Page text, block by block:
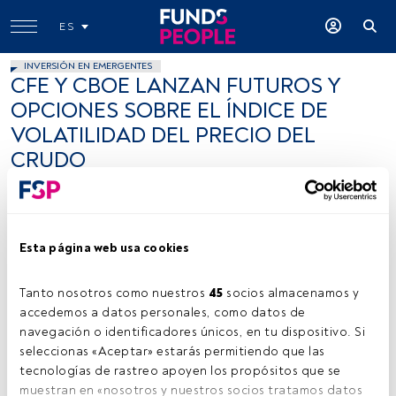
Esta página web usa cookies
Tanto nosotros como nuestros 45 socios almacenamos y
accedemos a datos personales, como datos de
navegación o identificadores únicos, en tu dispositivo. Si
seleccionas «Aceptar» estarás permitiendo que las
tecnologías de rastreo apoyen los propósitos que se
muestran en «nosotros y nuestros socios tratamos datos
ES
INVERSIÓN EN EMERGENTES
CFE Y CBOE LANZAN FUTUROS Y
OPCIONES SOBRE EL ÍNDICE DE
VOLATILIDAD DEL PRECIO DEL
CRUDO
FundsPeople .